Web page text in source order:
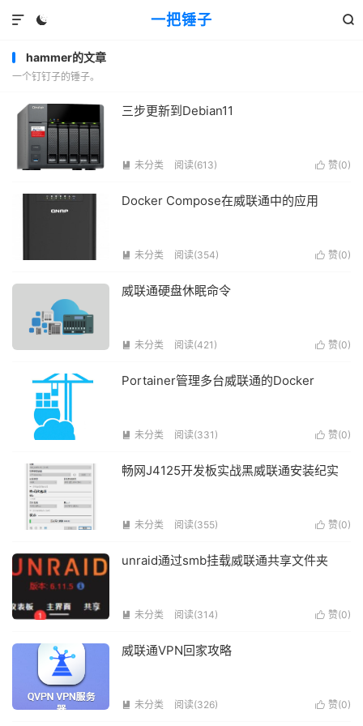
一把锤子 


hammer的文章
一个钉钉子的锤子。
三步更新到Debian11
 赞(0)
 未分类 阅读(613)
Docker Compose在威联通中的应用
 赞(0)
 未分类 阅读(354)
威联通硬盘休眠命令
 赞(0)
 未分类 阅读(421)
Portainer管理多台威联通的Docker
 赞(0)
 未分类 阅读(331)
畅网J4125开发板实战黑威联通安装纪实
 赞(0)
 未分类 阅读(355)
unraid通过smb挂载威联通共享文件夹
 赞(0)
 未分类 阅读(314)
威联通VPN回家攻略
 赞(0)
 未分类 阅读(326)